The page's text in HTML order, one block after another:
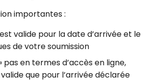
importantes :
valide pour la date d’arrivée et le
de votre soumission
pas en termes d’accès en ligne,
valide que pour l’arrivée déclarée